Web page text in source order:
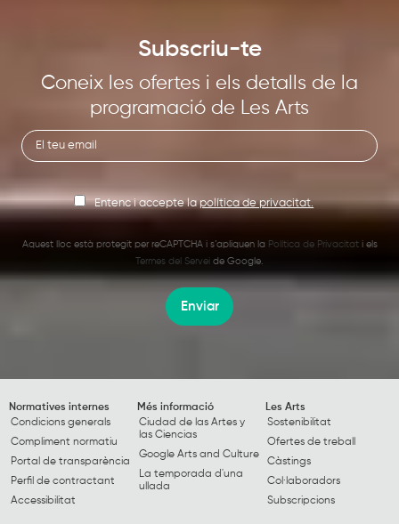
Subscriu-te
Coneix les ofertes i els detalls de la
programació de Les Arts
Entenc i accepte lapolítica de privacitat.
Aquest lloc està protegit per reCAPTCHA i s’apliquen la Política de Privacitati els
Termes del Servei de Google.
Enviar
Normatives internes
Condicions generals
Compliment normatiu
Portal de transparència
Perfil de contractant
Accessibilitat
Més informació
Ciudad de las Artes y
las Ciencias
Google Arts and Culture
La temporada d'una
ullada
Les Arts
Sostenibilitat
Ofertes de treball
Càstings
Col·laboradors
Subscripcions